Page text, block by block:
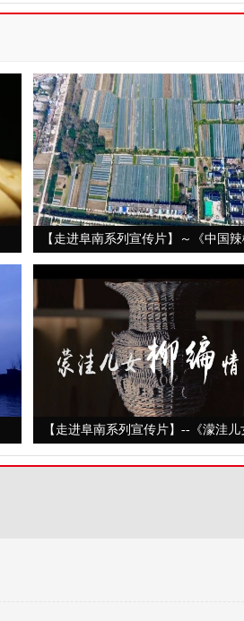
【走进阜南系列宣传片】～《中国
——会龙》
【走进阜南系列宣传片】--《濛洼儿
情》